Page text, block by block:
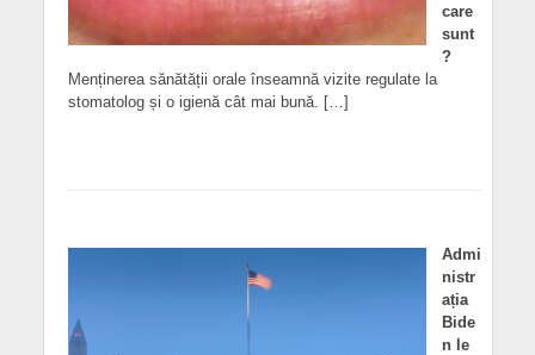
care
sunt
?
Menținerea sănătății orale înseamnă vizite regulate la
stomatolog și o igienă cât mai bună. […]
Admi
nistr
ația
Bide
n le